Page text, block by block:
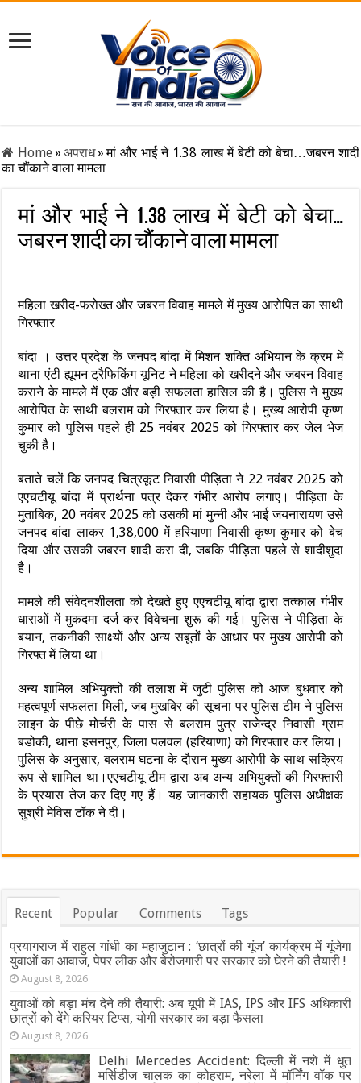
Home» अपराध» मां और भाई ने 1.38 लाख में बेटी को बेचा…जबरन शादी
का चौंकाने वाला मामला
मां और भाई ने 1.38 लाख में बेटी को बेचा…
जबरन शादी का चौंकाने वाला मामला
महिला खरीद-फरोख्त और जबरन विवाह मामले में मुख्य आरोपित का साथी
गिरफ्तार
बांदा । उत्तर प्रदेश के जनपद बांदा में मिशन शक्ति अभियान के क्रम में
थाना एंटी ह्यूमन ट्रैफिकिंग यूनिट ने महिला को खरीदने और जबरन विवाह
कराने के मामले में एक और बड़ी सफलता हासिल की है। पुलिस ने मुख्य
आरोपित के साथी बलराम को गिरफ्तार कर लिया है। मुख्य आरोपी कृष्ण
कुमार को पुलिस पहले ही 25 नवंबर 2025 को गिरफ्तार कर जेल भेज
चुकी है।
बताते चलें कि जनपद चित्रकूट निवासी पीड़िता ने 22 नवंबर 2025 को
एएचटीयू बांदा में प्रार्थना पत्र देकर गंभीर आरोप लगाए। पीड़िता के
मुताबिक, 20 नवंबर 2025 को उसकी मां मुन्नी और भाई जयनारायण उसे
जनपद बांदा लाकर 1,38,000 में हरियाणा निवासी कृष्ण कुमार को बेच
दिया और उसकी जबरन शादी करा दी, जबकि पीड़िता पहले से शादीशुदा
है।
मामले की संवेदनशीलता को देखते हुए एएचटीयू बांदा द्वारा तत्काल गंभीर
धाराओं में मुकदमा दर्ज कर विवेचना शुरू की गई। पुलिस ने पीड़िता के
बयान, तकनीकी साक्ष्यों और अन्य सबूतों के आधार पर मुख्य आरोपी को
गिरफ्त में लिया था।
अन्य शामिल अभियुक्तों की तलाश में जुटी पुलिस को आज बुधवार को
महत्वपूर्ण सफलता मिली, जब मुखबिर की सूचना पर पुलिस टीम ने पुलिस
लाइन के पीछे मोर्चरी के पास से बलराम पुत्र राजेन्द्र निवासी ग्राम
बडोकी, थाना हसनपुर, जिला पलवल (हरियाणा) को गिरफ्तार कर लिया।
पुलिस के अनुसार, बलराम घटना के दौरान मुख्य आरोपी के साथ सक्रिय
रूप से शामिल था।एएचटीयू टीम द्वारा अब अन्य अभियुक्तों की गिरफ्तारी
के प्रयास तेज कर दिए गए हैं। यह जानकारी सहायक पुलिस अधीक्षक
सुश्री मेविस टॉक ने दी।
Recent Popular Comments Tags
प्रयागराज में राहुल गांधी का महाजुटान : ‘छात्रों की गूंज’ कार्यक्रम में गूंजेगा
युवाओं का आवाज, पेपर लीक और बेरोजगारी पर सरकार को घेरने की तैयारी !
August 8, 2026
युवाओं को बड़ा मंच देने की तैयारी: अब यूपी में IAS, IPS और IFS अधिकारी
छात्रों को देंगे करियर टिप्स, योगी सरकार का बड़ा फैसला
August 8, 2026
Delhi Mercedes Accident: दिल्ली में नशे में धुत
मर्सिडीज चालक का कोहराम, नरेला में मॉर्निंग वॉक पर